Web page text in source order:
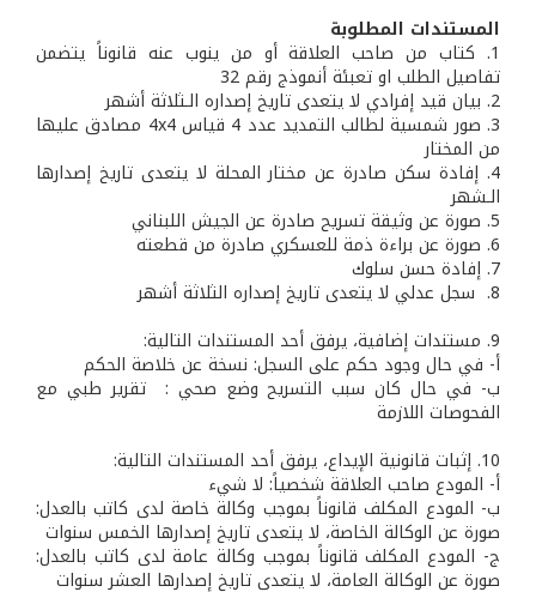
المستندات المطلوبة
1. كتاب من صاحب العلاقة أو من ينوب عنه قانوناً يتضمن
تفاصيل الطلب او تعبئة أنموذج رقم 32
2. بيان قيد إفرادي لا يتعدى تاريخ إصداره الـثلاثة أشهر
3. صور شمسية لطالب التمديد عدد 4 قياس 4x4 مصادق عليها
من المختار
4. إفادة سكن صادرة عن مختار المحلة لا يتعدى تاريخ إصدارها
الـشهر
5. صورة عن وثيقة تسريح صادرة عن الجيش اللبناني
6. صورة عن براءة ذمة للعسكري صادرة من قطعته
7. إفادة حسن سلوك
8. سجل عدلي لا يتعدى تاريخ إصداره الثلاثة أشهر
9. مستندات إضافية، يرفق أحد المستندات التالية:
أ- في حال وجود حكم على السجل: نسخة عن خلاصة الحكم
ب- في حال كان سبب التسريح وضع صحي : تقرير طبي مع
الفحوصات اللازمة
10. إثبات قانونية الإيداع، يرفق أحد المستندات التالية:
‌أ- المودع صاحب العلاقة شخصياً: لا شيء
‌ب- المودع المكلف قانوناً بموجب وكالة خاصة لدى كاتب بالعدل:
صورة عن الوكالة الخاصة، لا يتعدى تاريخ إصدارها الخمس سنوات
‌ج- المودع المكلف قانوناً بموجب وكالة عامة لدى كاتب بالعدل:
صورة عن الوكالة العامة، لا يتعدى تاريخ إصدارها العشر سنوات